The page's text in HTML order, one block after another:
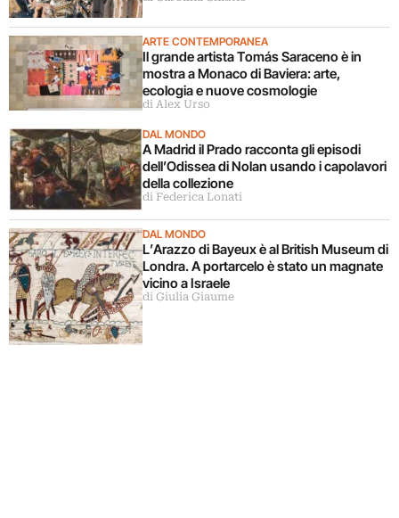
ARTE CONTEMPORANEA
Il grande artista Tomás Saraceno è in
mostra a Monaco di Baviera: arte,
ecologia e nuove cosmologie
di Alex Urso
DAL MONDO
A Madrid il Prado racconta gli episodi
dell’Odissea di Nolan usando i capolavori
della collezione
di Federica Lonati
DAL MONDO
L’Arazzo di Bayeux è al British Museum di
Londra. A portarcelo è stato un magnate
vicino a Israele
di Giulia Giaume